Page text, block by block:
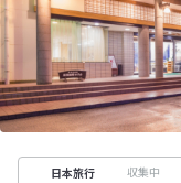
日本旅行 収集中